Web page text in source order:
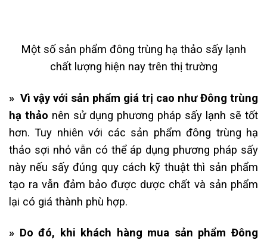
Một số sản phẩm đông trùng hạ thảo sấy lạnh
chất lượng hiện nay trên thị trường
» Vì vậy với sản phẩm giá trị cao như Đông trùng
hạ thảo nên sử dụng phương pháp sấy lạnh sẽ tốt
hơn. Tuy nhiên với các sản phẩm đông trùng hạ
thảo sợi nhỏ vẫn có thể áp dụng phương pháp sấy
này nếu sấy đúng quy cách kỹ thuật thì sản phẩm
tạo ra vẫn đảm bảo được dược chất và sản phẩm
lại có giá thành phù hợp.
» Do đó, khi khách hàng mua sản phẩm Đông